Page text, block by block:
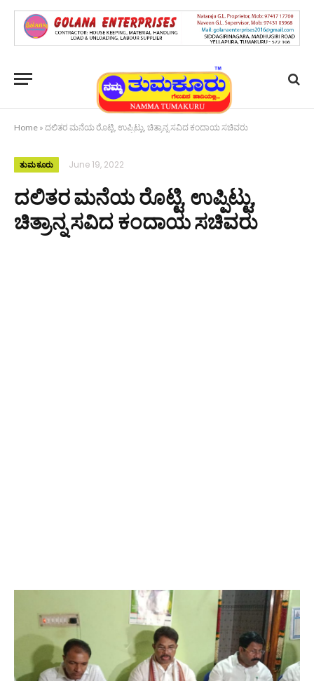
Home » ದಲಿತರ ಮನೆಯ ರೊಟ್ಟಿ, ಉಪ್ಪಿಟ್ಟು, ಚಿತ್ರಾನ್ನ ಸವಿದ ಕಂದಾಯ ಸಚಿವರು
ತುಮಕೂರು June 19, 2022
ದಲಿತರ ಮನೆಯ ರೊಟ್ಟಿ, ಉಪ್ಪಿಟ್ಟು,
ಚಿತ್ರಾನ್ನ ಸವಿದ ಕಂದಾಯ ಸಚಿವರು